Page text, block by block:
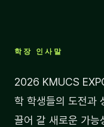
학장 인사말
2026 KMUCS
학 학생들의 도전과
끌어 갈 새로운 가능